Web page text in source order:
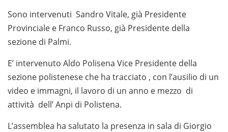
Sono intervenuti Sandro Vitale, già Presidente
Provinciale e Franco Russo, già Presidente della
sezione di Palmi.
E’ intervenuto Aldo Polisena Vice Presidente della
sezione polistenese che ha tracciato , con l’ausilio di un
video e immagni, il lavoro di un anno e mezzo di
attività dell’ Anpi di Polistena.
L’assemblea ha salutato la presenza in sala di Giorgio